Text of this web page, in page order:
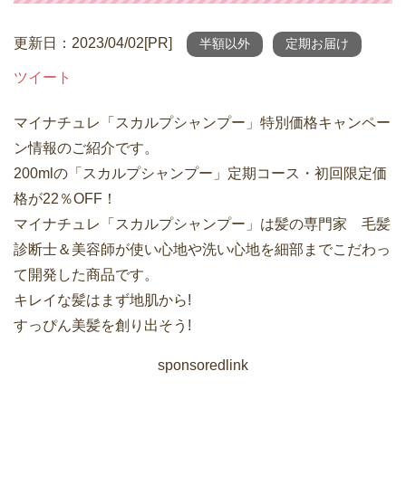
更新日：2023/04/02[PR] 半額以外 定期お届け
ツイート
マイナチュレ「スカルプシャンプー」特別価格キャンペー
ン情報のご紹介です。
200mlの「スカルプシャンプー」定期コース・初回限定価
格が22％OFF！
マイナチュレ「スカルプシャンプー」は髪の専門家 毛髪
診断士＆美容師が使い心地や洗い心地を細部までこだわっ
て開発した商品です。
キレイな髪はまず地肌から!
すっぴん美髪を創り出そう!
sponsoredlink